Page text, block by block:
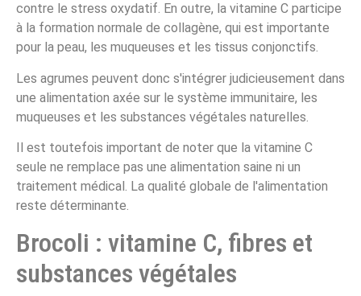
contre le stress oxydatif. En outre, la vitamine C participe
à la formation normale de collagène, qui est importante
pour la peau, les muqueuses et les tissus conjonctifs.
Les agrumes peuvent donc s'intégrer judicieusement dans
une alimentation axée sur le système immunitaire, les
muqueuses et les substances végétales naturelles.
Il est toutefois important de noter que la vitamine C
seule ne remplace pas une alimentation saine ni un
traitement médical. La qualité globale de l'alimentation
reste déterminante.
Brocoli : vitamine C, fibres et
substances végétales